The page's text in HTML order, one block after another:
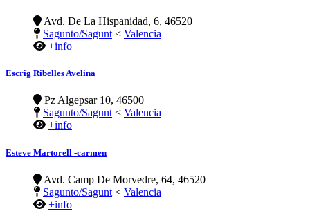
Avd. De La Hispanidad, 6, 46520
Sagunto/Sagunt < Valencia
+info
Escrig Ribelles Avelina
Pz Algepsar 10, 46500
Sagunto/Sagunt< Valencia
+info
Esteve Martorell -carmen
Avd. Camp De Morvedre, 64, 46520
Sagunto/Sagunt < Valencia
+info